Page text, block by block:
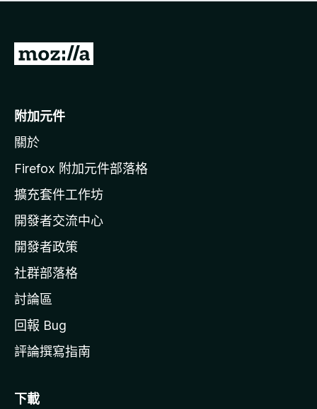
有
前
o
i
l
a
官
網
附加元件
關於
Firefox 附加元件部落格
擴充套件工作坊
開發者交流中心
開發者政策
社群部落格
討論區
回報 Bug
評論撰寫指南
下載